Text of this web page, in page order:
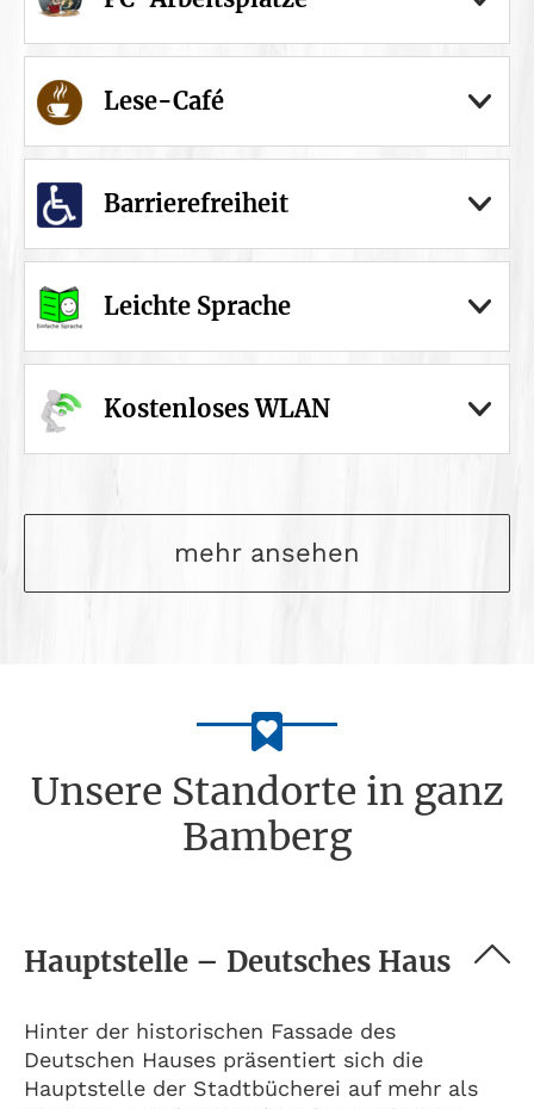
Lese-Café
Barrierefreiheit
Leichte Sprache
Kostenloses WLAN
mehr ansehen
Unsere Standorte in ganz
Bamberg
Hauptstelle – Deutsches Haus
Hinter der historischen Fassade des
Deutschen Hauses präsentiert sich die
Hauptstelle der Stadtbücherei auf mehr als